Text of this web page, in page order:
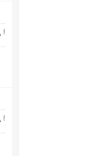
舉
舉